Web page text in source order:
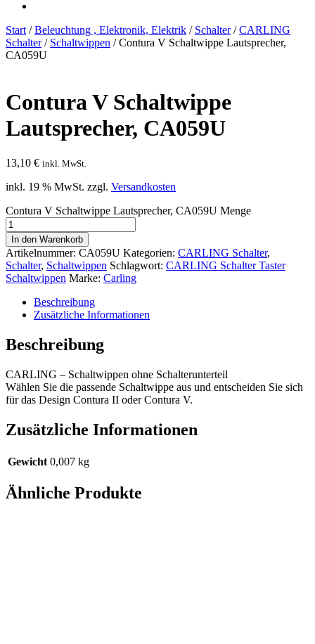
Start /Beleuchtung , Elektronik, Elektrik / Schalter/CARLING
Schalter/ Schaltwippen /Contura V Schaltwippe Lautsprecher,
CA059U
Contura V Schaltwippe
Lautsprecher, CA059U
13,10 € inkl. MwSt.
inkl. 19 % MwSt. zzgl. Versandkosten
Contura V Schaltwippe Lautsprecher, CA059U Menge
In den Warenkorb
Artikelnummer: CA059U Kategorien: CARLING Schalter,
Schalter, Schaltwippen Schlagwort: CARLING Schalter Taster
Schaltwippen Marke: Carling
Beschreibung
Zusätzliche Informationen
Beschreibung
CARLING – Schaltwippen ohne Schalterunterteil
Wählen Sie die passende Schaltwippe aus und entscheiden Sie sich
für das Design Contura II oder Contura V.
Zusätzliche Informationen
Gewicht 0,007 kg
Ähnliche Produkte